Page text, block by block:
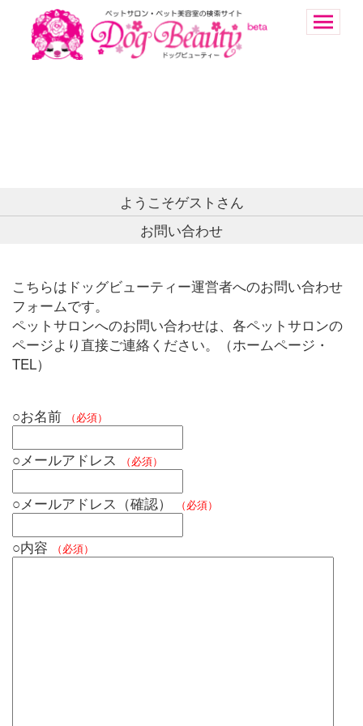
ようこそゲストさん
お問い合わせ
こちらはドッグビューティー運営者へのお問い合わせ
フォームです。
ペットサロンへのお問い合わせは、各ペットサロンの
ページより直接ご連絡ください。（ホームページ・
TEL）
○お名前 （必須）
○メールアドレス （必須）
○メールアドレス（確認） （必須）
○内容 （必須）